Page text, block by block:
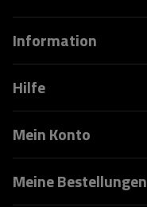
Information
Hilfe
Mein Konto
Meine Bestellungen